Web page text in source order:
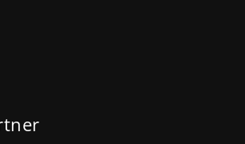
Euro) und für Familien mit drei und
Zinssatz für ein Darlehen mit 35